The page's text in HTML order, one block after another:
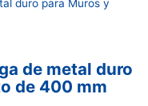
de metal duro
de 400 mm